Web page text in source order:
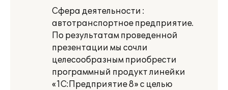
Сфера деятельности :
автотранспортное предприятие.
По результатам проведенной
презентации мы сочли
целесообразным приобрести
программный продукт линейки
«1С:Предприятие 8» с целью